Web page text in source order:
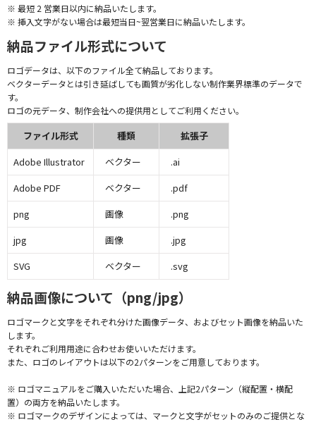
※ 最短 2 営業日以内に納品いたします。
※ 挿入文字がない場合は最短当日~翌営業日に納品いたします。
納品ファイル形式について
ロゴデータは、以下のファイル全て納品しております。
ベクターデータとは引き延ばしても画質が劣化しない制作業界標準のデータで
す。
ロゴの元データ、制作会社への提供用としてご利用ください。
ファイル形式 種類
拡張子
Adobe Illustrator
ベクター
.ai
Adobe PDF
ベクター
.pdf
png
画像
.png
jpg
画像
.jpg
SVG
ベクター .svg
納品画像について（png/jpg）
ロゴマークと文字をそれぞれ分けた画像データ、およびセット画像を納品いた
します。
それぞれご利用用途に合わせお使いいただけます。
また、ロゴのレイアウトは以下の2パターンをご用意しております。
※ ロゴマニュアルをご購入いただいた場合、上記2パターン（縦配置・横配
置）の両方を納品いたします。
※ ロゴマークのデザインによっては、マークと文字がセットのみのご提供とな